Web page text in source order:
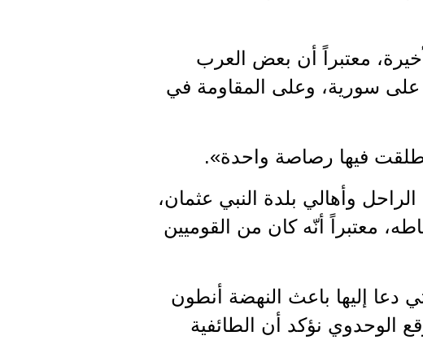
معتبراً أن بعض العرب
سورية، وعلى المقاومة في
فيها رصاصة واحدة».
وأهالي بلدة النبي عثمان،
معتبراً أنّه كان من القوميين
دعا إليها باعث النهضة أنطون
الوحدوي نؤكد أن الطائفية